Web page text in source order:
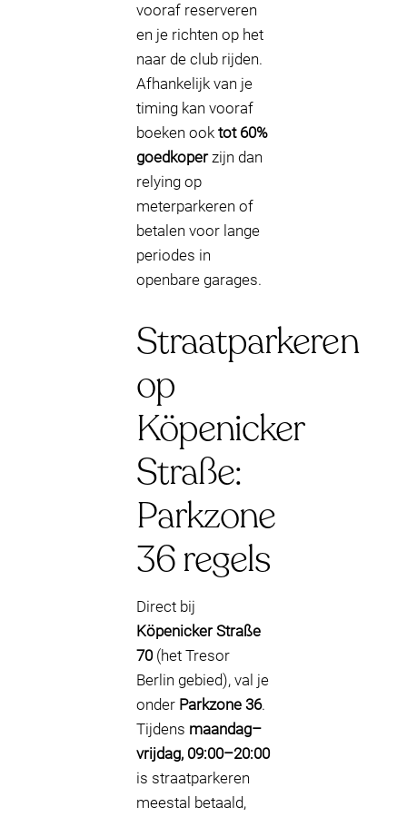
vooraf reserveren
en je richten op het
naar de club rijden.
Afhankelijk van je
timing kan vooraf
boeken ook tot 60%
goedkoperzijn dan
relying op
meterparkeren of
betalen voor lange
periodes in
openbare garages.
Straatparkeren
op
Köpenicker
Straße:
Parkzone
36 regels
Direct bij
Köpenicker Straße
70(het Tresor
Berlin gebied), val je
onder Parkzone 36.
Tijdens maandag–
vrijdag, 09:00–20:00
is straatparkeren
meestal betaald,